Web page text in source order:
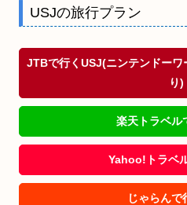
USJの旅行プラン
JTBで行くUSJ(ニンテンドー
り)
楽天トラベル
Yahoo!トラベ
じゃらんで